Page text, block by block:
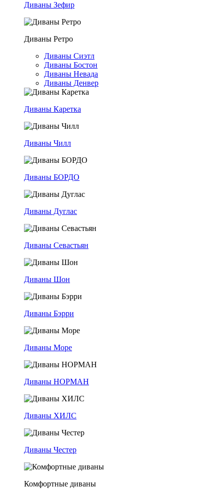
Диваны Зефир
Диваны Ретро
Диваны Сиэтл
Диваны Бостон
Диваны Невада
Диваны Денвер
Диваны Каретка
Диваны Чилл
Диваны БОРДО
Диваны Дуглас
Диваны Севастьян
Диваны Шон
Диваны Бэрри
Диваны Море
Диваны НОРМАН
Диваны ХИЛС
Диваны Честер
Комфортные диваны